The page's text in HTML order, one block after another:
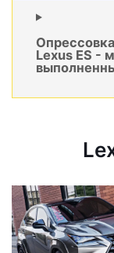
Lexus ES -